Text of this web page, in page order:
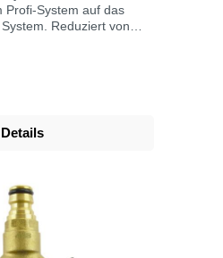
Profi-System auf das
Reduziert von
Details